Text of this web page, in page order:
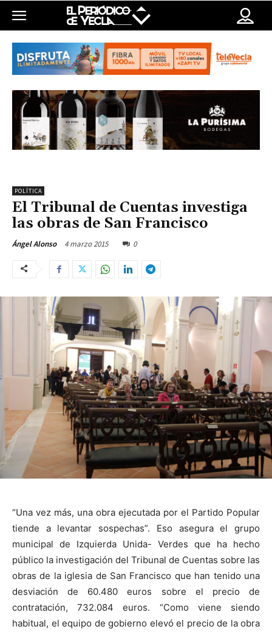
POLÍTICA
El Tribunal de Cuentas investiga
las obras de San Francisco
Ángel Alonso 4 marzo 2015 0
“Una vez más, una obra ejecutada por el Partido Popular
tiende a levantar sospechas”. Eso asegura el grupo
municipal de Izquierda Unida- Verdes que ha hecho
público la investigación del Tribunal de Cuentas sobre las
obras de la iglesia de San Francisco que han tenido una
desviación de 60.480 euros sobre el precio de
contratación, 732.084 euros. “Como viene siendo
habitual, el equipo de gobierno elevó el precio de la obra